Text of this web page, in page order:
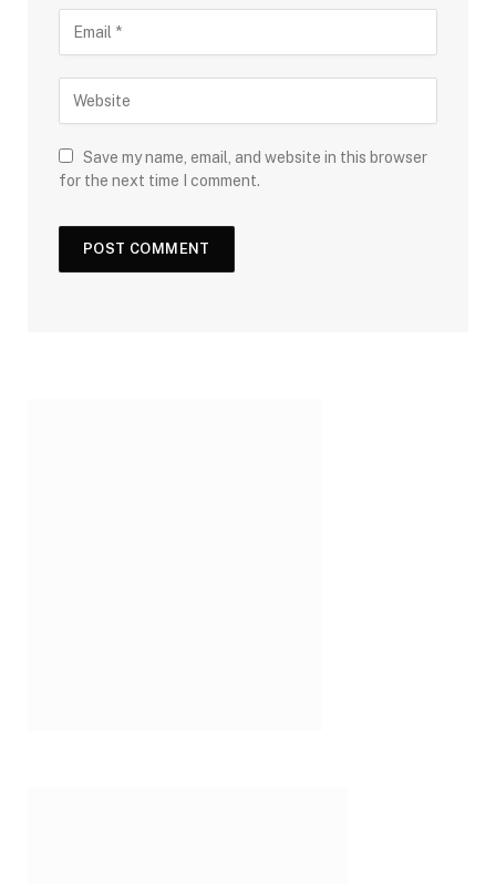
Save my name, email, and website in this browser
for the next time I comment.